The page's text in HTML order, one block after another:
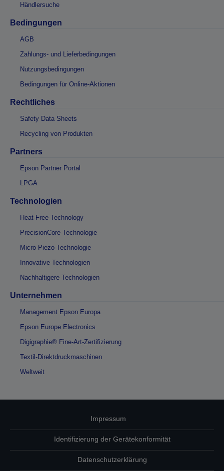
Händlersuche
Bedingungen
AGB
Zahlungs- und Lieferbedingungen
Nutzungsbedingungen
Bedingungen für Online-Aktionen
Rechtliches
Safety Data Sheets
Recycling von Produkten
Partners
Epson Partner Portal
LPGA
Technologien
Heat-Free Technology
PrecisionCore-Technologie
Micro Piezo-Technologie
Innovative Technologien
Nachhaltigere Technologien
Unternehmen
Management Epson Europa
Epson Europe Electronics
Digigraphie® Fine-Art-Zertifizierung
Textil-Direktdruckmaschinen
Weltweit
Impressum
Identifizierung der Gerätekonformität
Datenschutzerklärung